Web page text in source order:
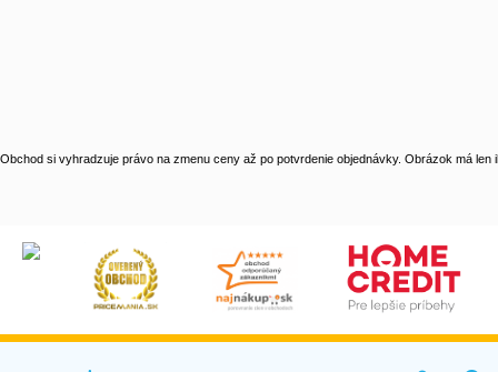
Obchod si vyhradzuje právo na zmenu ceny až po potvrdenie objednávky. Obrázok má len